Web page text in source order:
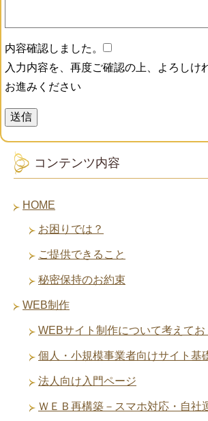
内容確認しました。
入力内容を、再度ご確認の上、よろしけ
お進みください
コンテンツ内容
HOME
お困りでは？
ご提供できること
秘密保持のお約束
WEB制作
WEBサイト制作について考えてお
個人・小規模事業者向けサイト基
法人向け入門ページ
ＷＥＢ再構築－スマホ対応・自社